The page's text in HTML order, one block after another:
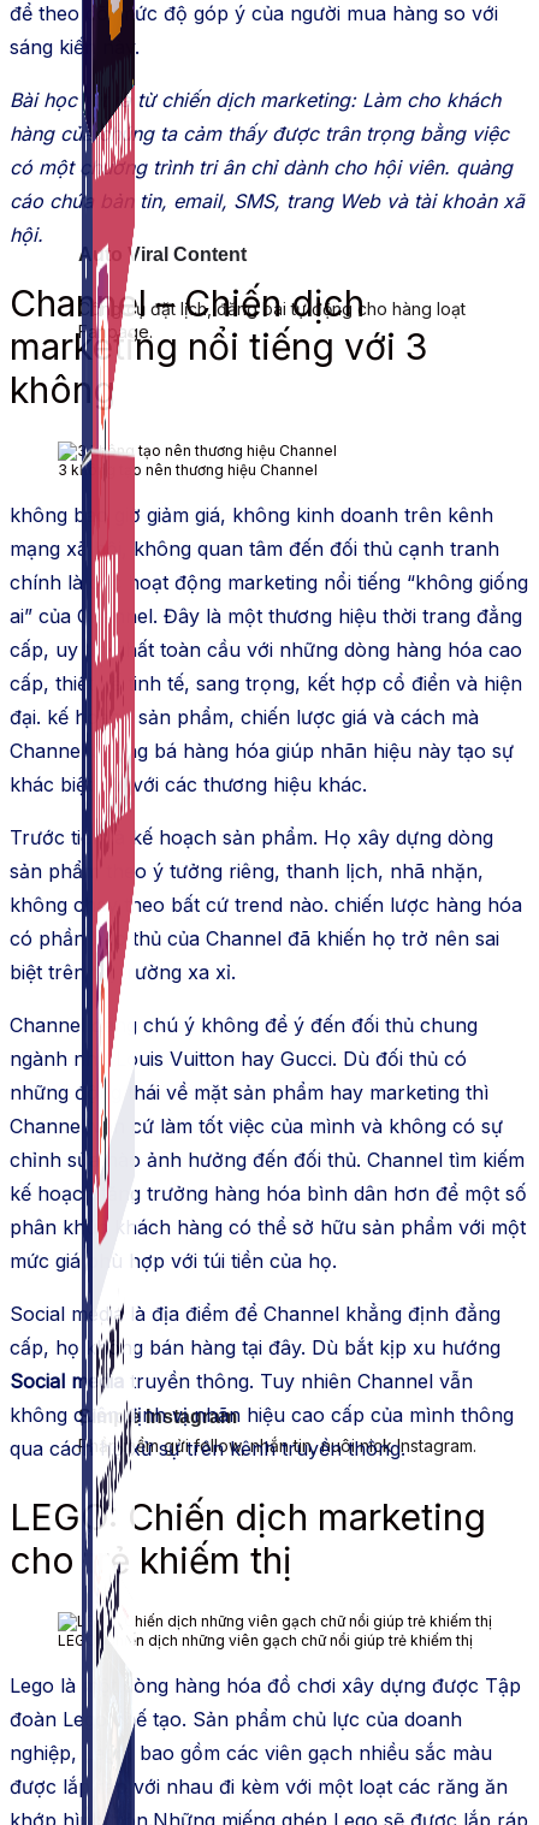
Simple Instagram
Phần mềm gửi follow, nhắn tin, nuôi nick Instagram.
Auto Viral Content
Công cụ đặt lịch, đăng bài tự động cho hàng loạt
Fanpage.
để theo dõi mức độ góp ý của người mua hàng so với
sáng kiến này.
Bài học rút ra từ chiến dịch marketing: Làm cho khách
hàng của chúng ta cảm thấy được trân trọng bằng việc
có một chương trình tri ân chỉ dành cho hội viên. quảng
cáo chứa bản tin, email, SMS, trang Web và tài khoản xã
hội.
Channel – Chiến dịch
marketing nổi tiếng với 3
không
3 không tạo nên thương hiệu Channel
không bao giờ giảm giá, không kinh doanh trên kênh
mạng xã hội, không quan tâm đến đối thủ cạnh tranh
chính là các hoạt động marketing nổi tiếng “không giống
ai” của Channel. Đây là một thương hiệu thời trang đẳng
cấp, uy tín nhất toàn cầu với những dòng hàng hóa cao
cấp, thiết kế tinh tế, sang trọng, kết hợp cổ điển và hiện
đại. kế hoạch sản phẩm, chiến lược giá và cách mà
Channel quảng bá hàng hóa giúp nhãn hiệu này tạo sự
khác biệt đối với các thương hiệu khác.
Trước tiên là kế hoạch sản phẩm. Họ xây dựng dòng
sản phẩm theo ý tưởng riêng, thanh lịch, nhã nhặn,
không chạy theo bất cứ trend nào. chiến lược hàng hóa
có phần bảo thủ của Channel đã khiến họ trở nên sai
biệt trên thị trường xa xỉ.
Channel đáng chú ý không để ý đến đối thủ chung
ngành như Louis Vuitton hay Gucci. Dù đối thủ có
những động thái về mặt sản phẩm hay marketing thì
Channel vẫn cứ làm tốt việc của mình và không có sự
chỉnh sửa nào ảnh hưởng đến đối thủ. Channel tìm kiếm
kế hoạch tăng trưởng hàng hóa bình dân hơn để một số
phân khúc khách hàng có thể sở hữu sản phẩm với một
mức giá phù hợp với túi tiền của họ.
Social media là địa điểm để Channel khẳng định đẳng
cấp, họ không bán hàng tại đây. Dù bắt kịp xu hướng
Social media truyền thông. Tuy nhiên Channel vẫn
không quên định vị nhãn hiệu cao cấp của mình thông
qua cách họ xử sự trên kênh truyền thông.
LEGO: Chiến dịch marketing
cho trẻ khiếm thị
LEGO: Chiến dịch những viên gạch chữ nổi giúp trẻ khiếm thị
Lego là một dòng hàng hóa đồ chơi xây dựng được Tập
đoàn Lego chế tạo. Sản phẩm chủ lực của doanh
nghiệp, Lego, bao gồm các viên gạch nhiều sắc màu
được lắp ráp với nhau đi kèm với một loạt các răng ăn